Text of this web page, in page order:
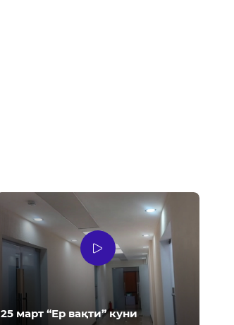
25 март “Ер вақти” куни